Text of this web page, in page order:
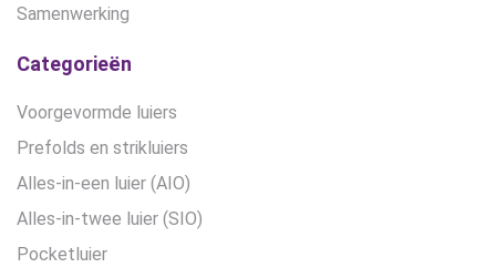
Samenwerking
Categorieën
Voorgevormde luiers
Prefolds en strikluiers
Alles-in-een luier (AIO)
Alles-in-twee luier (SIO)
Pocketluier